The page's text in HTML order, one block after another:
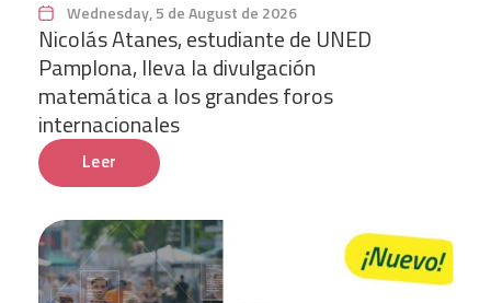
Wednesday, 5 de August de 2026
Nicolás Atanes, estudiante de UNED
Pamplona, lleva la divulgación
matemática a los grandes foros
internacionales
Leer